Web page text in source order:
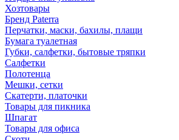
Хозтовары
Бренд Paterra
Перчатки, маски, бахилы, плащи
Бумага туалетная
Губки, салфетки, бытовые тряпки
Салфетки
Полотенца
Мешки, сетки
Скатерти, платочки
Товары для пикника
Шпагат
Товары для офиса